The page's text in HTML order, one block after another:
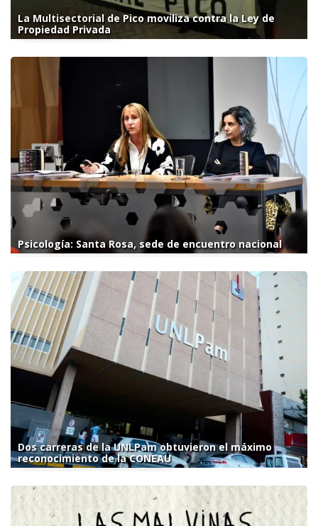
La Multisectorial de Pico moviliza contra la Ley de
Propiedad Privada
Psicología: Santa Rosa, sede de encuentro nacional
Dos carreras de la UNLPam obtuvieron el máximo
reconocimiento de la CONEAU